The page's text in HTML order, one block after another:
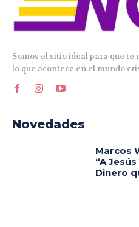
Somos el sitio ideal para que
lo que acontece en el mundo
Novedades
Marcos
“A
Dinero